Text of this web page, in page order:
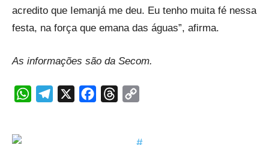
acredito que Iemanjá me deu. Eu tenho muita fé nessa
festa, na força que emana das águas”, afirma.
As informações são da Secom.
WhatsAppTelegram FacebookThreads